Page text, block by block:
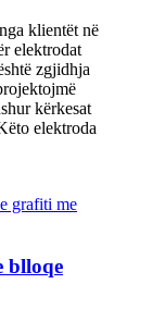
klientët në
elektrodat
zgjidhja
kërkesat
elektroda
blloqe